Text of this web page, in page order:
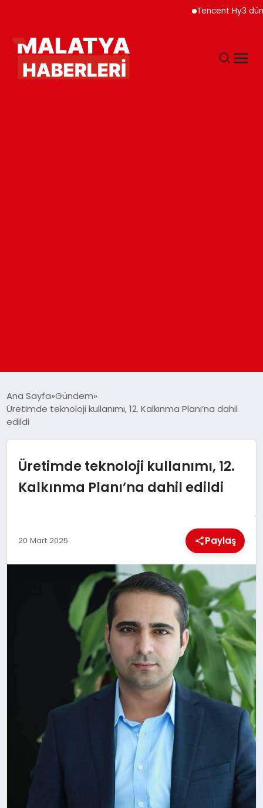
Tencent Hy3 dünya
GÜNDEM
DÜNYA
EĞITIM
MAGAZIN
Ana Sayfa Gündem
Üretimde teknoloji kullanımı, 12. Kalkınma Planı’na dahil
edildi
Üretimde teknoloji kullanımı, 12.
Kalkınma Planı’na dahil edildi
20 Mart 2025 Paylaş